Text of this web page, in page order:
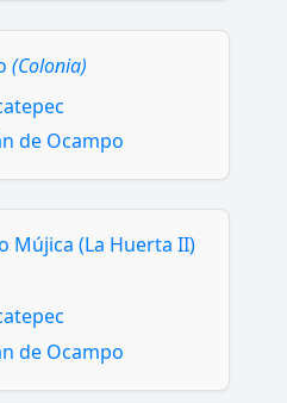
(Colonia)
de Ocampo
Mújica (La Huerta II)
de Ocampo